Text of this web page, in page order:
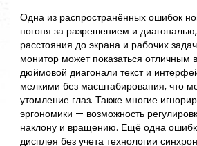
Одна из распространённых ошибок
погоня за разрешением и
расстояния до экрана и рабочих
монитор может показаться
дюймовой диагонали текст и
мелкими без масштабирования, что
утомление глаз. Также многие
эргономики — возможность
наклону и вращению. Ещё одна
дисплея без учета технологии